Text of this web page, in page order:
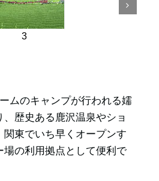
3
ムのキャンプが行われる嬬
歴史ある鹿沢温泉やショ
関東でいち早くオープンす
場の利用拠点として便利で